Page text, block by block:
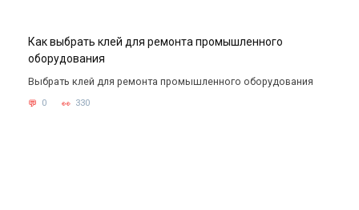
Как выбрать клей для ремонта промышленного
оборудования
Выбрать клей для ремонта промышленного оборудования
0 330